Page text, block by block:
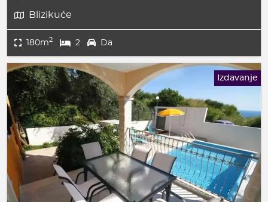
Blizikuće
180m2 2 Da
Izdavanje